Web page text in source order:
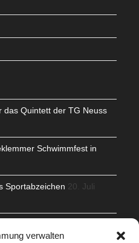
verwalten
das Quintett der TG Neuss
Schwimmfest in
Sportabzeichen 20. Juli